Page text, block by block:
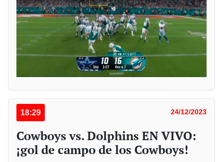
18:29 24/12/2023
Cowboys vs. Dolphins EN VIVO:
¡gol de campo de los Cowboys!